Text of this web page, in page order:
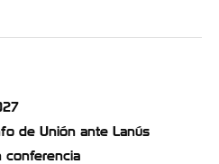
de Unión ante Lanús
conferencia